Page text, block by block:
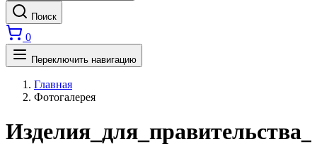
Поиск
0
Переключить навигацию
Главная
Фотогалерея